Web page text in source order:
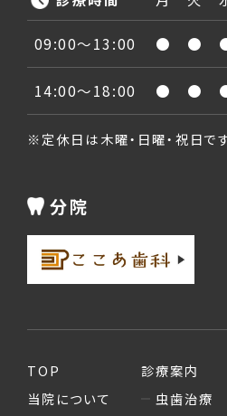
09:00〜13:00 ● ●
14:00〜18:00 ● ●
※定休日は木曜・日曜・祝日で
分院
TOP
当院について
診療案内
虫歯治療